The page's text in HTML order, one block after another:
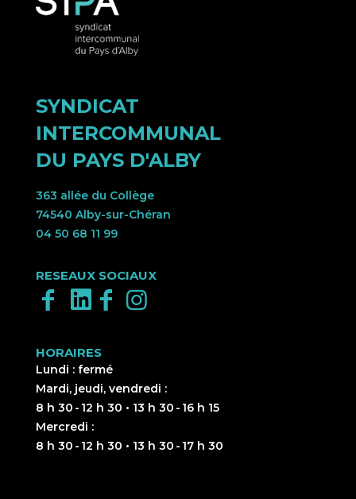
SYNDICAT
INTERCOMMUNAL
DU PAYS D'ALBY
363 allée du Collège
74540 Alby-sur-Chéran
04 50 68 11 99
RESEAUX SOCIAUX
HORAIRES
Lundi : fermé
Mardi, jeudi, vendredi :
8 h 30 - 12 h 30 • 13 h 30 - 16 h 15
Mercredi :
8 h 30 - 12 h 30 • 13 h 30 - 17 h 30